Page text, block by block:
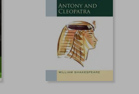
45%
dcto. $